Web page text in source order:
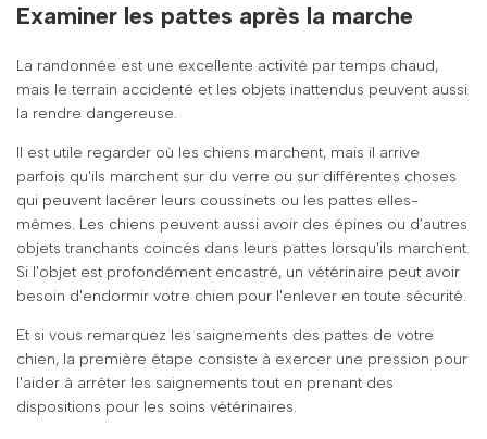
Examiner les pattes après la marche
La randonnée est une excellente activité par temps chaud,
mais le terrain accidenté et les objets inattendus peuvent aussi
la rendre dangereuse.
Il est utile regarder où les chiens marchent, mais il arrive
parfois qu'ils marchent sur du verre ou sur différentes choses
qui peuvent lacérer leurs coussinets ou les pattes elles-
mêmes. Les chiens peuvent aussi avoir des épines ou d’autres
objets tranchants coincés dans leurs pattes lorsqu'ils marchent.
Si l'objet est profondément encastré, un vétérinaire peut avoir
besoin d'endormir votre chien pour l'enlever en toute sécurité.
Et si vous remarquez les saignements des pattes de votre
chien, la première étape consiste à exercer une pression pour
l'aider à arrêter les saignements tout en prenant des
dispositions pour les soins vétérinaires.